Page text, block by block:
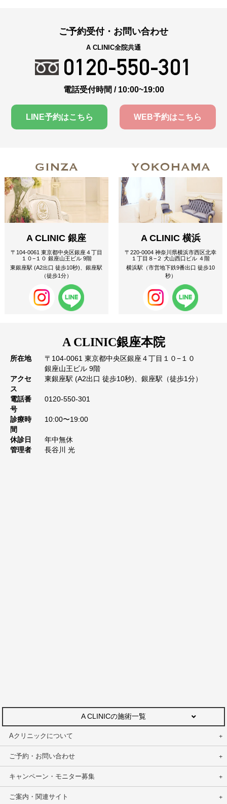
ご予約受付・お問い合わせ
A CLINIC全院共通
0120-550-301
電話受付時間 / 10:00~19:00
LINE予約はこちら WEB予約はこちら
GINZA
A CLINIC 銀座
〒104-0061 東京都中央区銀座４丁目
１０−１０ 銀座山王ビル 9階
東銀座駅 (A2出口 徒歩10秒)、銀座駅
（徒歩1分）
YOKOHAMA
A CLINIC 横浜
〒220-0004 神奈川県横浜市西区北幸
１丁目８−２ 犬山西口ビル ４階
横浜駅（市営地下鉄9番出口 徒歩10
秒）
A CLINIC銀座本院
所在地
〒104-0061 東京都中央区銀座４丁目１０−１０
銀座山王ビル 9階
アクセ
ス
東銀座駅 (A2出口 徒歩10秒)、銀座駅（徒歩1分）
電話番
号
0120-550-301
診療時
間
10:00〜19:00
休診日
年中無休
管理者
長谷川 光
A CLINICの施術一覧
Aクリニックについて
ご予約・お問い合わせ
キャンペーン・モニター募集
ご案内・関連サイト